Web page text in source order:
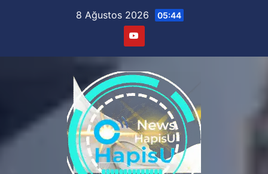
8 Ağustos 2026 05:44